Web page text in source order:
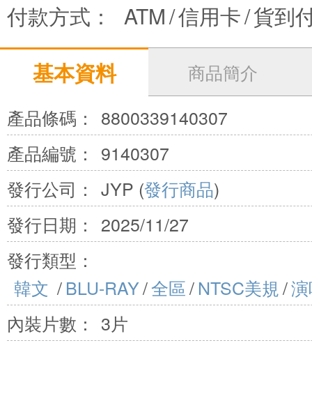
付款方式：
ATM/信用卡/貨到
基本資料
商品簡介
產品條碼：
8800339140307
產品編號：
9140307
發行公司： JYP (發行商品)
發行日期：
2025/11/27
發行類型：
韓文 /BLU-RAY/全區/NTSC美規/
內裝片數：
3片